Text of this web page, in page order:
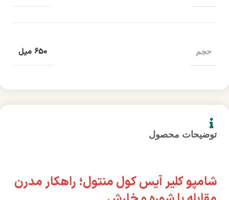
توضیحات محصول
شامپو کلیر آیس کول منتول؛ راهکار مدرن
حجم 650 میل